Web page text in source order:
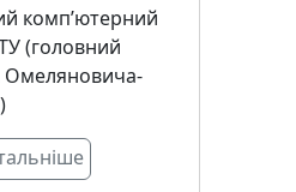
комп’ютерний
(головний
Омеляновича-